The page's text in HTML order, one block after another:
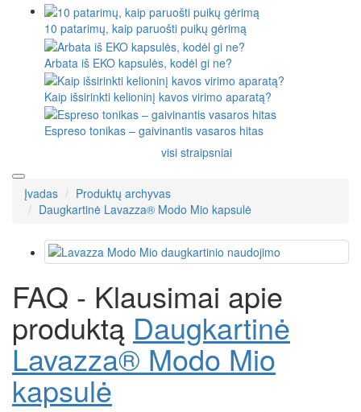
10 patarimų, kaip paruošti puikų gėrimą
Arbata iš EKO kapsulės, kodėl gi ne?
Kaip išsirinkti kelioninį kavos virimo aparatą?
Espreso tonikas – gaivinantis vasaros hitas
visi straipsniai
Įvadas
Produktų archyvas
Daugkartinė Lavazza® Modo Mio kapsulė
FAQ - Klausimai apie
produktą Daugkartinė
Lavazza® Modo Mio
kapsulė